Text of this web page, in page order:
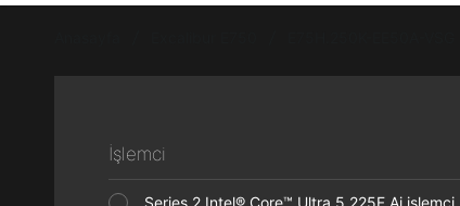
İşlemci
Series 2 Intel® Core™ Ultra 5 225F Ai işlemci